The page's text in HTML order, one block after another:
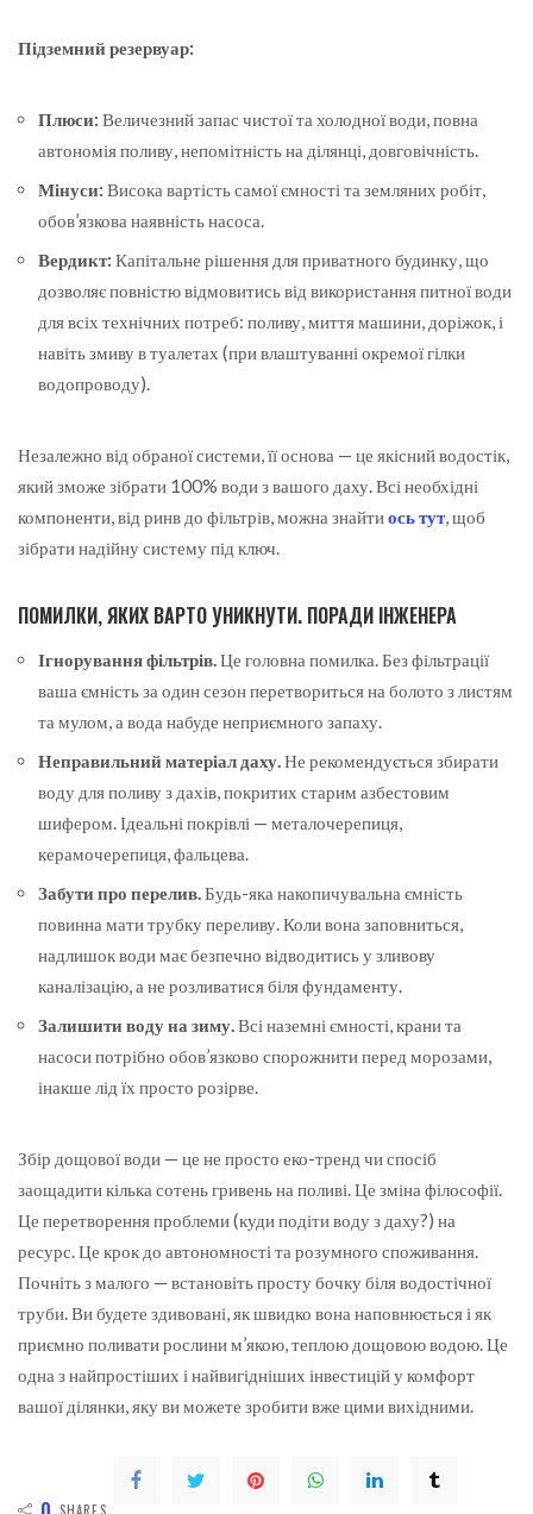
Підземний резервуар:
Плюси: Величезний запас чистої та холодної води, повна
автономія поливу, непомітність на ділянці, довговічність.
Мінуси: Висока вартість самої ємності та земляних робіт,
обов’язкова наявність насоса.
Вердикт: Капітальне рішення для приватного будинку, що
дозволяє повністю відмовитись від використання питної води
для всіх технічних потреб: поливу, миття машини, доріжок, і
навіть змиву в туалетах (при влаштуванні окремої гілки
водопроводу).
Незалежно від обраної системи, її основа — це якісний водостік,
який зможе зібрати 100% води з вашого даху. Всі необхідні
компоненти, від ринв до фільтрів, можна знайтиось тут, щоб
зібрати надійну систему під ключ.
ПОМИЛКИ, ЯКИХ ВАРТО УНИКНУТИ. ПОРАДИ ІНЖЕНЕРА
Ігнорування фільтрів.Це головна помилка. Без фільтрації
ваша ємність за один сезон перетвориться на болото з листям
та мулом, а вода набуде неприємного запаху.
Неправильний матеріал даху.Не рекомендується збирати
воду для поливу з дахів, покритих старим азбестовим
шифером. Ідеальні покрівлі — металочерепиця,
керамочерепиця, фальцева.
Забути про перелив.Будь-яка накопичувальна ємність
повинна мати трубку переливу. Коли вона заповниться,
надлишок води має безпечно відводитись у зливову
каналізацію, а не розливатися біля фундаменту.
Залишити воду на зиму.Всі наземні ємності, крани та
насоси потрібно обов’язково спорожнити перед морозами,
інакше лід їх просто розірве.
Збір дощової води — це не просто еко-тренд чи спосіб
заощадити кілька сотень гривень на поливі. Це зміна філософії.
Це перетворення проблеми (куди подіти воду з даху?) на
ресурс. Це крок до автономності та розумного споживання.
Почніть з малого — встановіть просту бочку біля водостічної
труби. Ви будете здивовані, як швидко вона наповнюється і як
приємно поливати рослини м’якою, теплою дощовою водою. Це
одна з найпростіших і найвигідніших інвестицій у комфорт
вашої ділянки, яку ви можете зробити вже цими вихідними.